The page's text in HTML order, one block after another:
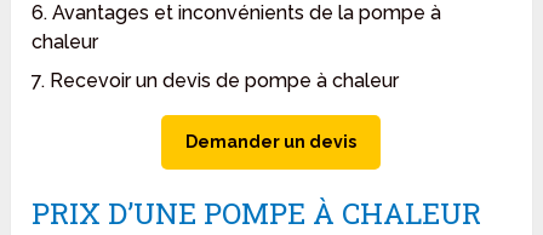
6. Avantages et inconvénients de la pompe à
chaleur
7. Recevoir un devis de pompe à chaleur
Demander un devis
PRIX D’UNE POMPE À CHALEUR